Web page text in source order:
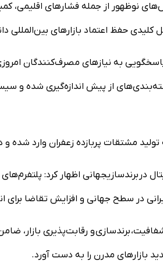
نوظهور از جمله فشارهای اقلیمی،
حفظ اعتماد بازارهای بین‌المللی
پاسخگویی به نیازهای مصرف‌کنندگان
از پیش اندازه‌گیری شده و
مشتقات پربازده زعفران وارد شده
برندسازیجهانی اظهار کرد: پلتفرم‌های
در سطح جهانی و افزایش تقاضا برای
برندسازی و رقابت‌پذیری بازار،
بازارهای مدرن را به دست آورد.